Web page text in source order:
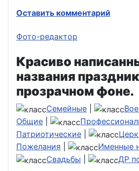
Оставить комментарий
Фото-редактор
Красиво
названия
прозрачном фоне.
Семейные
Общие
Патриотические
Пожелания
Именные
Свадьбы
ДР